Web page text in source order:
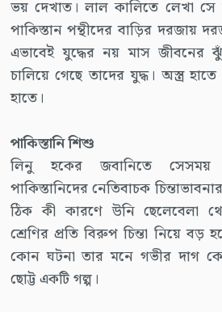
ভয় দেখাত। লাল কালিতে লেখা সে
পাকিস্তান পন্থীদের বাড়ির দরজায়
এভাবেই যুদ্ধের নয় মাস জীবনের
চালিয়ে গেছে তাদের যুদ্ধ। অস্ত্র
হাতে।
পাকিস্তানি শিশু
লিনু হকের জবানিতে সেসময়
পাকিস্তানিদের নেতিবাচক
ঠিক কী কারণে উনি ছেলেবেলা
শ্রেণির প্রতি বিরুপ চিন্তা নিয়ে বড়
কোন ঘটনা তার মনে গভীর দাগ
ছোট্ট একটি গল্প।